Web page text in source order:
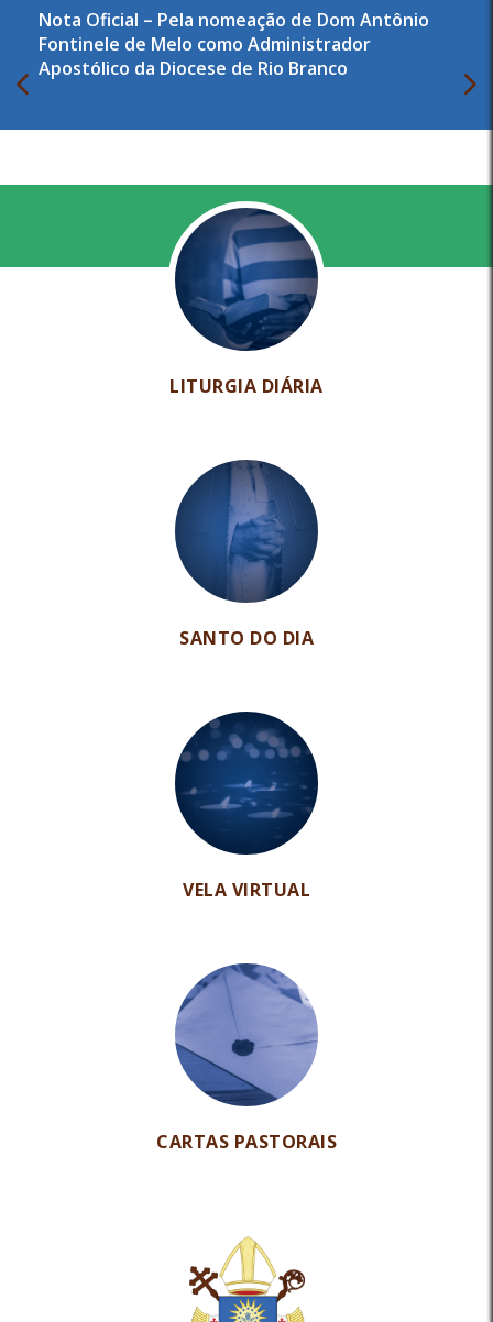
Nota Oficial – Pela nomeação de Dom Antônio
Fontinele de Melo como Administrador
Apostólico da Diocese de Rio Branco
LITURGIA DIÁRIA
SANTO DO DIA
VELA VIRTUAL
CARTAS PASTORAIS